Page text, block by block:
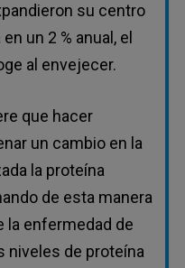
su centro
un 2 % anual, el
al envejecer.
que hacer
un cambio en la
la proteína
de esta manera
la enfermedad de
niveles de proteína